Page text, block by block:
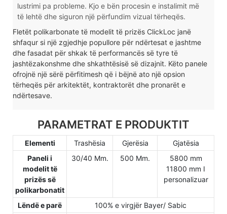
lustrimi pa probleme. Kjo e bën procesin e instalimit më
të lehtë dhe siguron një përfundim vizual tërheqës.
Fletët polikarbonate të modelit të prizës ClickLoc janë
shfaqur si një zgjedhje popullore për ndërtesat e jashtme
dhe fasadat për shkak të performancës së tyre të
jashtëzakonshme dhe shkathtësisë së dizajnit. Këto panele
ofrojnë një sërë përfitimesh që i bëjnë ato një opsion
tërheqës për arkitektët, kontraktorët dhe pronarët e
ndërtesave.
PARAMETRAT E PRODUKTIT
Elementi Trashësia Gjerësia
Gjatësia
Paneli i
modelit të
prizës së
polikarbonatit
30/40 Mm. 500 Mm.
5800 mm
11800 mm I
personalizuar
Lëndë e parë 100% e virgjër Bayer/ Sabic